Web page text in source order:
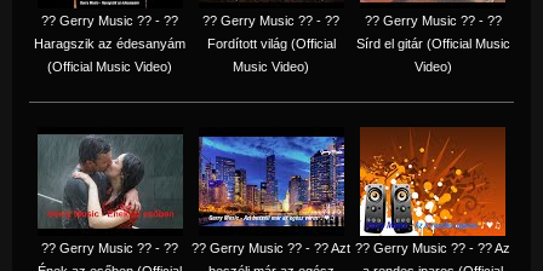
?? Gerry Music ?? - ??
Haragszik az édesanyám
(Official Music Video)
?? Gerry Music ?? - ??
Fordított világ (Official
Music Video)
?? Gerry Music ?? - ??
Sírd el gitár (Official Music
Video)
?? Gerry Music ?? - ??
?? Gerry Music ?? - ?? Azt ?? Gerry Music ?? - ?? Az